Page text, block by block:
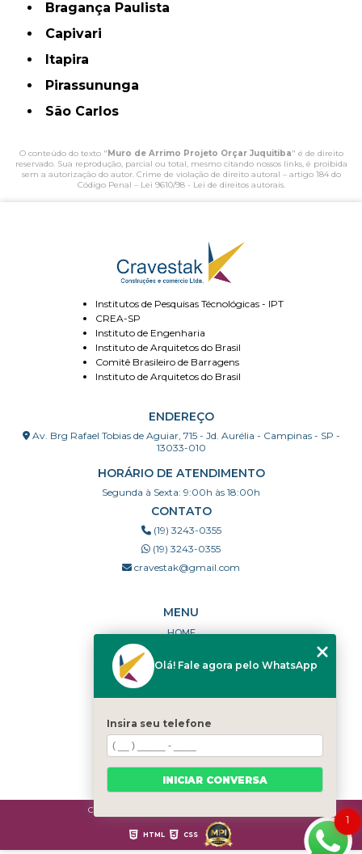
Bragança Paulista
Capivari
Itapira
Pirassununga
São Carlos
O conteúdo do texto " Muro de Arrimo Projeto Orçar Juquitiba" é de direito
reservado. Sua reprodução, parcial ou total, mesmo citando nossos links, é proibida
sem a autorização do autor. Crime de violação de direito autoral – artigo 184 do
Código Penal – Lei 9610/98 - Lei de direitos autorais.
Institutos de Pesquisas Técnológicas - IPT
CREA-SP
Instituto de Engenharia
Instituto de Arquitetos do Brasil
Comitê Brasileiro de Barragens
Instituto de Arquitetos do Brasil
ENDEREÇO
Av. Brg Rafael Tobias de Aguiar, 715 - Jd. Aurélia - Campinas - SP -
13033-010
HORÁRIO DE ATENDIMENTO
Segunda à Sexta: 9:00h às 18:00h
CONTATO
(19) 3243-0355
(19) 3243-0355
cravestak@gmail.com
MENU
HOME
PORTFÓLIO
DÚVIDAS FREQUENTES
CATEGORIAS
MAPA DO SITE
Copyright © Cravestak. (Lei 9610 de 19/02/1998)
HTML CSS
1
Olá! Fale agora pelo WhatsApp
Insira seu telefone
INICIAR CONVERSA